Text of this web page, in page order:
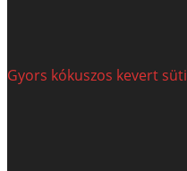
Gyors kókuszos kevert süti